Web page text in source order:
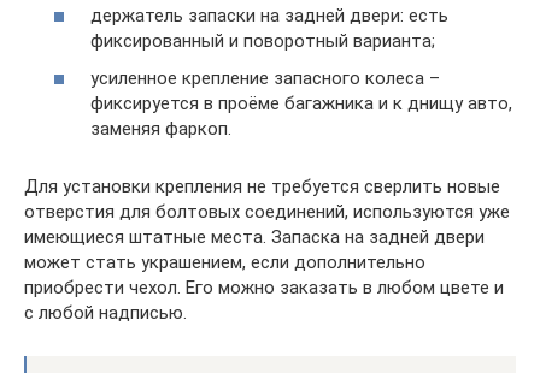
держатель запаски на задней двери: есть
фиксированный и поворотный варианта;
усиленное крепление запасного колеса –
фиксируется в проёме багажника и к днищу авто,
заменяя фаркоп.
Для установки крепления не требуется сверлить новые
отверстия для болтовых соединений, используются уже
имеющиеся штатные места. Запаска на задней двери
может стать украшением, если дополнительно
приобрести чехол. Его можно заказать в любом цвете и
с любой надписью.